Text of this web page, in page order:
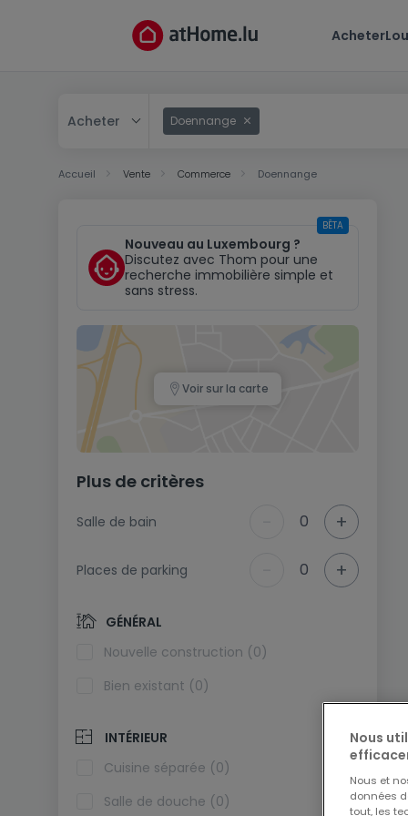
Acheter
Acheter Doennange
Accueil Vente Commerce Doennange
Nouveau au Luxembourg ?
Discutez avec Thom pour une
recherche immobilière simple et
sans stress.
BÊTA
Voir sur la carte
Plus de critères
Salle de bain 0 +
Places de parking 0 +
GÉNÉRAL
Nouvelle construction (0)
Bien existant (0)
INTÉRIEUR
Cuisine séparée (0)
Salle de douche (0)
Nous
Nous et
données
tout, les